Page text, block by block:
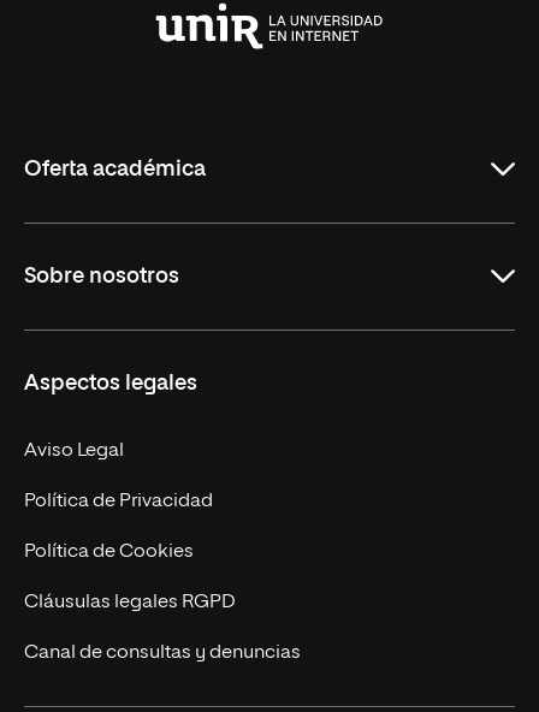
Oferta académica
Másteres Oficiales
Doctorados
Experto Universitario
Postgrados
Cursos Universitarios
Sobre nosotros
Facultades
Nuestro Equipo
Trabaja en UNIR
Actualidad
UNIR Revista
Eventos
Aspectos legales
Aviso Legal
Política de Privacidad
Política de Cookies
Cláusulas legales RGPD
Canal de consultas y denuncias